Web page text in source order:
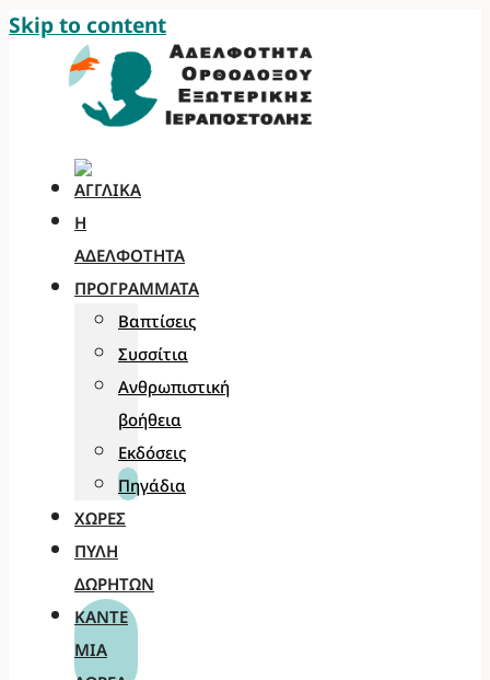
Skip to content
Η
ΑΔΕΛΦΌΤΗΤΑ
ΠΡΟΓΡΆΜΜΑΤΑ
Βαπτίσεις
Συσσίτια
Ανθρωπιστική
βοήθεια
Εκδόσεις
Πηγάδια
ΧΏΡΕΣ
ΠΎΛΗ
ΔΩΡΗΤΏΝ
ΚΆΝΤΕ
ΜΊΑ